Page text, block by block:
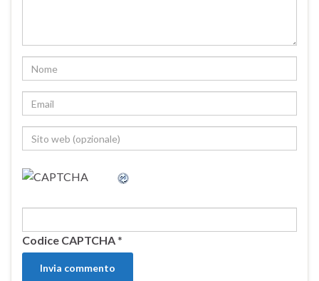
Codice CAPTCHA*